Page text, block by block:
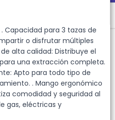
Capacidad para 3 tazas de
o disfrutar múltiples
alta calidad: Distribuye el
una extracción completa.
Apto para todo tipo de
. Mango ergonómico
comodidad y seguridad al
gas, eléctricas y
vacía